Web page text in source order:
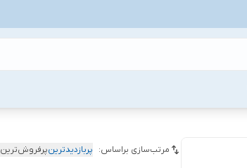
مرتب‌سازی براساس: پربازدیدترینپرفروش‌ترین